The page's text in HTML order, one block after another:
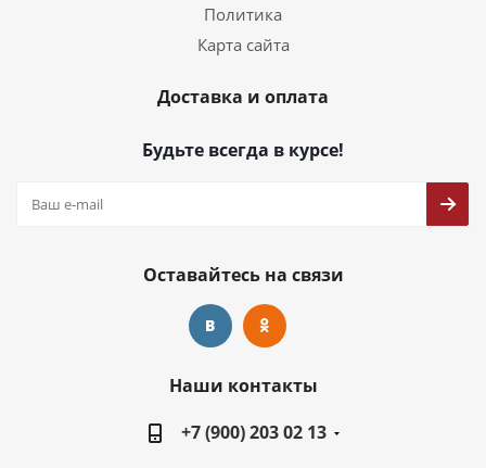
Политика
Карта сайта
Доставка и оплата
Будьте всегда в курсе!
Оставайтесь на связи
Наши контакты
+7 (900) 203 02 13